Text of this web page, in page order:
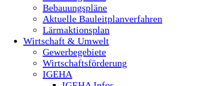
Bebauungspläne
Aktuelle Bauleitplanverfahren
Lärmaktionsplan
Wirtschaft & Umwelt
Gewerbegebiete
Wirtschaftsförderung
IGEHA